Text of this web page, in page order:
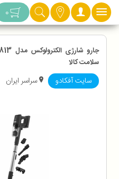
دسته بندی 0
سلامت کالا
سایت آفکادو سراسر ایران